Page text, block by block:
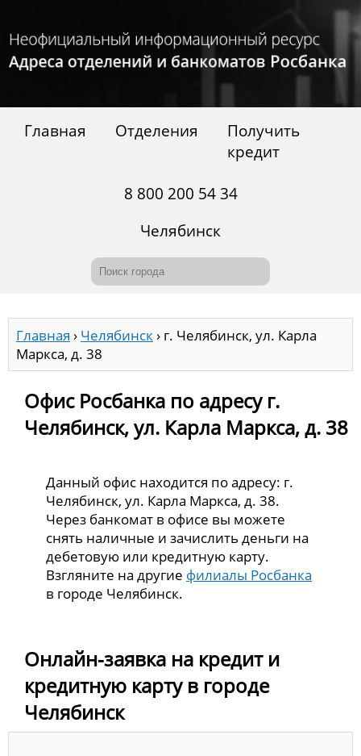
Главная Отделения
Получить
кредит
8 800 200 54 34
Челябинск
Главная › Челябинск› г. Челябинск, ул. Карла
Маркса, д. 38
Офис Росбанка по адресу г.
Челябинск, ул. Карла Маркса, д. 38
Данный офис находится по адресу: г.
Челябинск, ул. Карла Маркса, д. 38.
Через банкомат в офисе вы можете
снять наличные и зачислить деньги на
дебетовую или кредитную карту.
Взгляните на другие филиалы Росбанка
в городе Челябинск.
Онлайн-заявка на кредит и
кредитную карту в городе
Челябинск